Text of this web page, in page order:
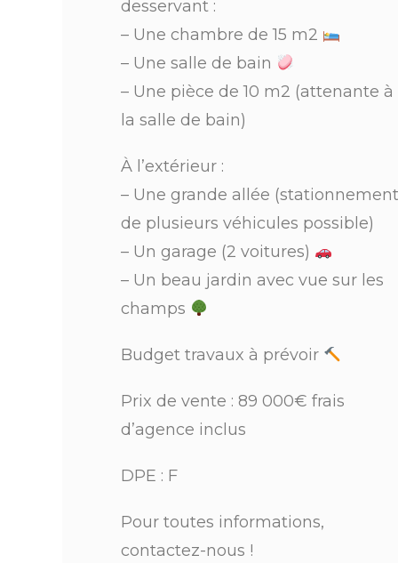
desservant :
– Une chambre de 15 m2
– Une salle de bain
– Une pièce de 10 m2 (attenante à
la salle de bain)
À l’extérieur :
– Une grande allée
de plusieurs véhicules possible)
– Un garage (2 voitures)
– Un beau jardin avec vue sur les
champs
Budget travaux à prévoir
Prix de vente : 89 000€ frais
d’agence inclus
DPE : F
Pour toutes informations,
contactez-nous !